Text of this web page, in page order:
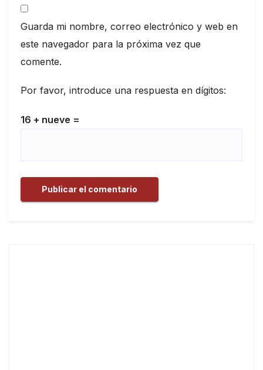
Guarda mi nombre, correo electrónico y web en
este navegador para la próxima vez que
comente.
Por favor, introduce una respuesta en dígitos:
16 + nueve =